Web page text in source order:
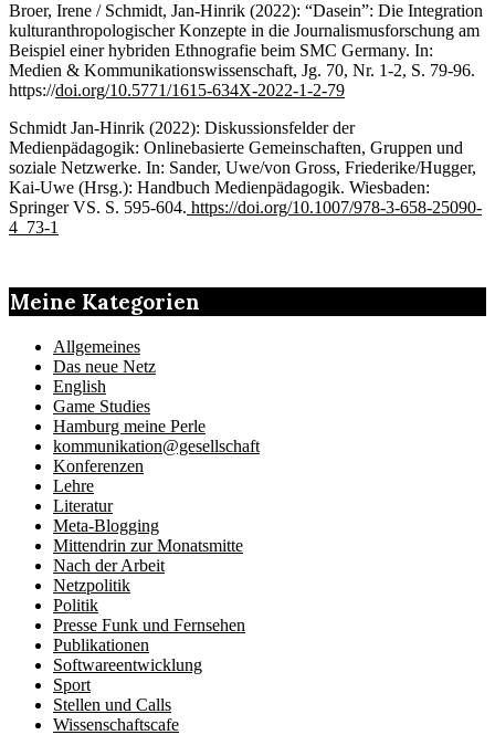
Broer, Irene / Schmidt, Jan-Hinrik (2022): “Dasein”: Die Integration
kulturanthropologischer Konzepte in die Journalismusforschung am
Beispiel einer hybriden Ethnografie beim SMC Germany. In:
Medien & Kommunikationswissenschaft, Jg. 70, Nr. 1-2, S. 79-96.
https://doi.org/10.5771/1615-634X-2022-1-2-79
Schmidt Jan-Hinrik (2022): Diskussionsfelder der
Medienpädagogik: Onlinebasierte Gemeinschaften, Gruppen und
soziale Netzwerke. In: Sander, Uwe/von Gross, Friederike/Hugger,
Kai-Uwe (Hrsg.): Handbuch Medienpädagogik. Wiesbaden:
Springer VS. S. 595-604. https://doi.org/10.1007/978-3-658-25090-
4_73-1
Meine Kategorien
Allgemeines
Das neue Netz
English
Game Studies
Hamburg meine Perle
kommunikation@gesellschaft
Konferenzen
Lehre
Literatur
Meta-Blogging
Mittendrin zur Monatsmitte
Nach der Arbeit
Netzpolitik
Politik
Presse Funk und Fernsehen
Publikationen
Softwareentwicklung
Sport
Stellen und Calls
Wissenschaftscafe